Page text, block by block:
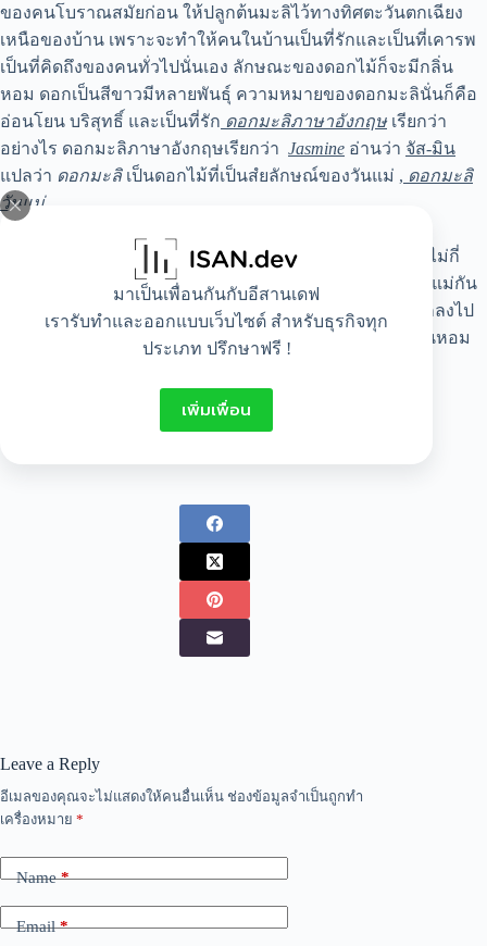
มาเป็นเพื่อนกันกับอีสานเดฟ
เรารับทำและออกแบบเว็บไซต์ สำหรับธุรกิจทุก
ประเภท ปรึกษาฟรี !
เพิ่มเพื่อน
ของคนโบราณสมัยก่อน ให้ปลูกต้นมะลิไว้ทางทิศตะวันตกเฉียง
เหนือของบ้าน เพราะจะทำให้คนในบ้านเป็นที่รักและเป็นที่เคารพ
เป็นที่คิดถึงของคนทั่วไปนั่นเอง ลักษณะของดอกไม้ก็จะมีกลิ่น
หอม ดอกเป็นสีขาวมีหลายพันธุ์ ความหมายของดอกมะลินั่นก็คือ
อ่อนโยน บริสุทธิ์ และเป็นที่รัก ดอกมะลิภาษาอังกฤษเรียกว่า
อย่างไร ดอกมะลิภาษาอังกฤษเรียกว่า Jasmine อ่านว่า จัส-มิน
แปลว่า ดอกมะลิ เป็นดอกไม้ที่เป็นสํยลักษณ์ของวันแม่ , ดอกมะลิ
วันแม่
ก็เป็นคำศัพท์ง่ายๆแปลความหมายได้ตรงตัวเลยค่ะ และอีกไม่กี่
เดือนก็จะถึงวันแม่แล้ว ไปหาดอกมะลิมาปลูกไว้มอบให้คุณแม่กัน
ดีกว่า ปลูกตอนนี้ รดน้ำพรวนดินใส่ปุ๋ยใส่ใจ และใส่ความรักลงไป
ถึงวันที่ 12 สิงหา ดอกมะลิที่เราปลูกเองคงจะเบ่งบานส่งกลิ่นหอม
Leave a Reply
อีเมลของคุณจะไม่แสดงให้คนอื่นเห็น ช่องข้อมูลจำเป็นถูกทำ
เครื่องหมาย *
Name*
Email*